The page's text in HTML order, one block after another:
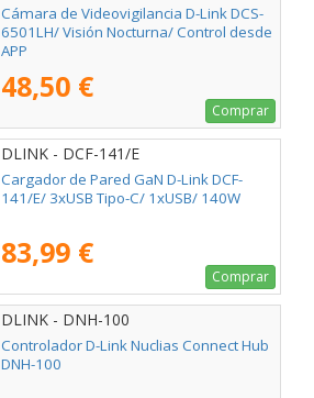
Cámara de Videovigilancia D-Link DCS-
6501LH/ Visión Nocturna/ Control desde
APP
48,50 €
Comprar
DLINK - DCF-141/E
Cargador de Pared GaN D-Link DCF-
141/E/ 3xUSB Tipo-C/ 1xUSB/ 140W
83,99 €
Comprar
DLINK - DNH-100
Controlador D-Link Nuclias Connect Hub
DNH-100